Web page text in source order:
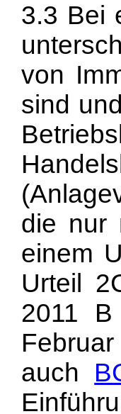
3.3 Bei
von
sind
die nur
einem
Urteil
2011
auch